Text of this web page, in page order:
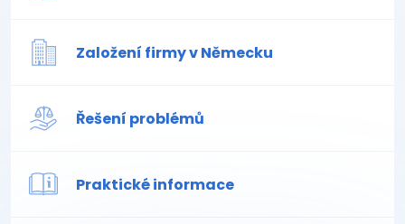
Založení firmy v Německu
Řešení problémů
Praktické informace